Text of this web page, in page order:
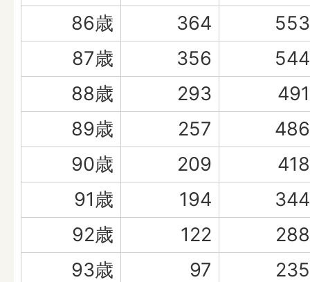
86歳
364
553
87歳
356
544
88歳
293
491
89歳
257
486
90歳
209
418
91歳
194
344
92歳
122
288
93歳
97
235